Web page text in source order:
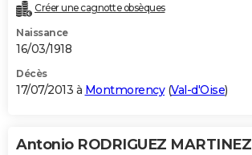
Créer une cagnotte obsèques
Naissance
16/03/1918
Décès
17/07/2013 à Montmorency(Val-d'Oise)
Antonio RODRIGUEZ MARTINEZ